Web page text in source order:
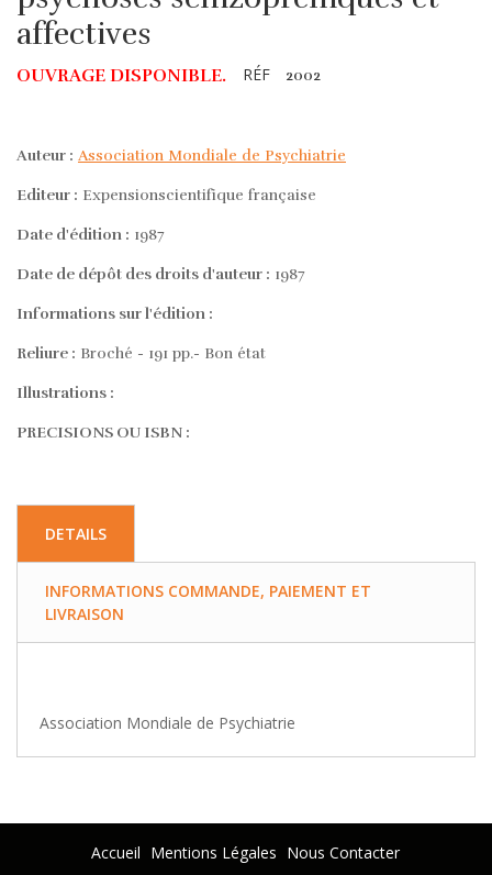
affectives
OUVRAGE DISPONIBLE. RÉF 2002
Auteur : Association Mondiale de Psychiatrie
Editeur : Expensionscientifique française
Date d'édition : 1987
Date de dépôt des droits d'auteur : 1987
Informations sur l'édition :
Reliure : Broché - 191 pp.- Bon état
Illustrations :
PRECISIONS OU ISBN :
DETAILS
INFORMATIONS COMMANDE, PAIEMENT ET
LIVRAISON
Association Mondiale de Psychiatrie
Accueil Mentions Légales Nous Contacter